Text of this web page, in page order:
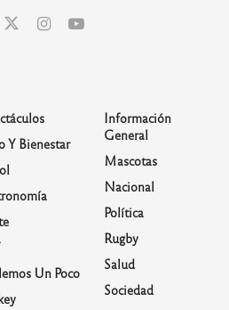
Y Bienestar
Un Poco
Información
General
Mascotas
Nacional
Política
Rugby
Salud
Sociedad